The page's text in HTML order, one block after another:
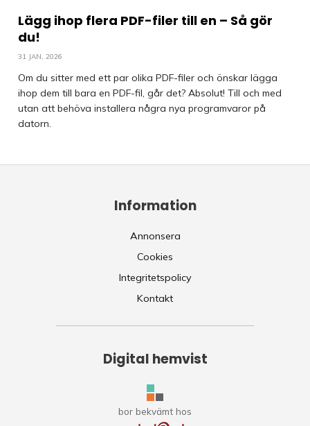
Lägg ihop flera PDF-filer till en – Så gör
du!
31 JAN, 2026
Om du sitter med ett par olika PDF-filer och önskar lägga
ihop dem till bara en PDF-fil, går det? Absolut! Till och med
utan att behöva installera några nya programvaror på
datorn.
Information
Annonsera
Cookies
Integritetspolicy
Kontakt
Digital hemvist
bor bekvämt hos